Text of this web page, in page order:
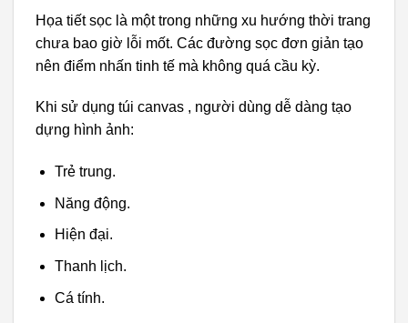
Họa tiết sọc là một trong những xu hướng thời trang
chưa bao giờ lỗi mốt. Các đường sọc đơn giản tạo
nên điểm nhấn tinh tế mà không quá cầu kỳ.
Khi sử dụng túi canvas , người dùng dễ dàng tạo
dựng hình ảnh:
Trẻ trung.
Năng động.
Hiện đại.
Thanh lịch.
Cá tính.